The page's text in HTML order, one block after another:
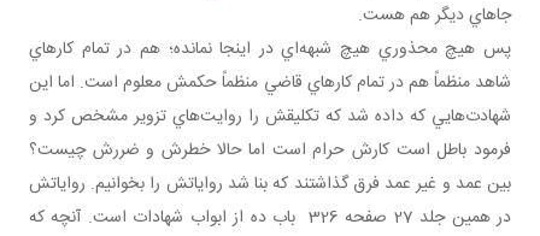
جاهاي ديگر هم هست.
پس هيچ محذوري هيچ شبهه‌اي در اينجا نمانده؛ هم در تمام کارهاي
شاهد منظماً هم در تمام کارهاي قاضي منظماً حکمش معلوم است. اما اين
شهادت‌هايي که داده شد که تکليقش را روايت‌هاي تزوير مشخص کرد و
فرمود باطل است کارش حرام است اما حالا خطرش و ضررش چيست؟
بين عمد و غير عمد فرق گذاشتند که بنا شد رواياتش را بخوانيم. رواياتش
در همين جلد 27 صفحه 326 باب ده از ابواب شهادات است. آنچه که